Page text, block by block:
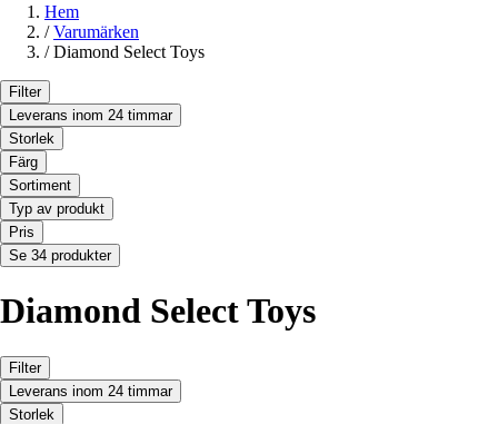
Hem
/ Varumärken
/ Diamond Select Toys
Filter
Leverans inom 24 timmar
Storlek
Färg
Sortiment
Typ av produkt
Pris
Se 34 produkter
Diamond Select Toys
Filter
Leverans inom 24 timmar
Storlek